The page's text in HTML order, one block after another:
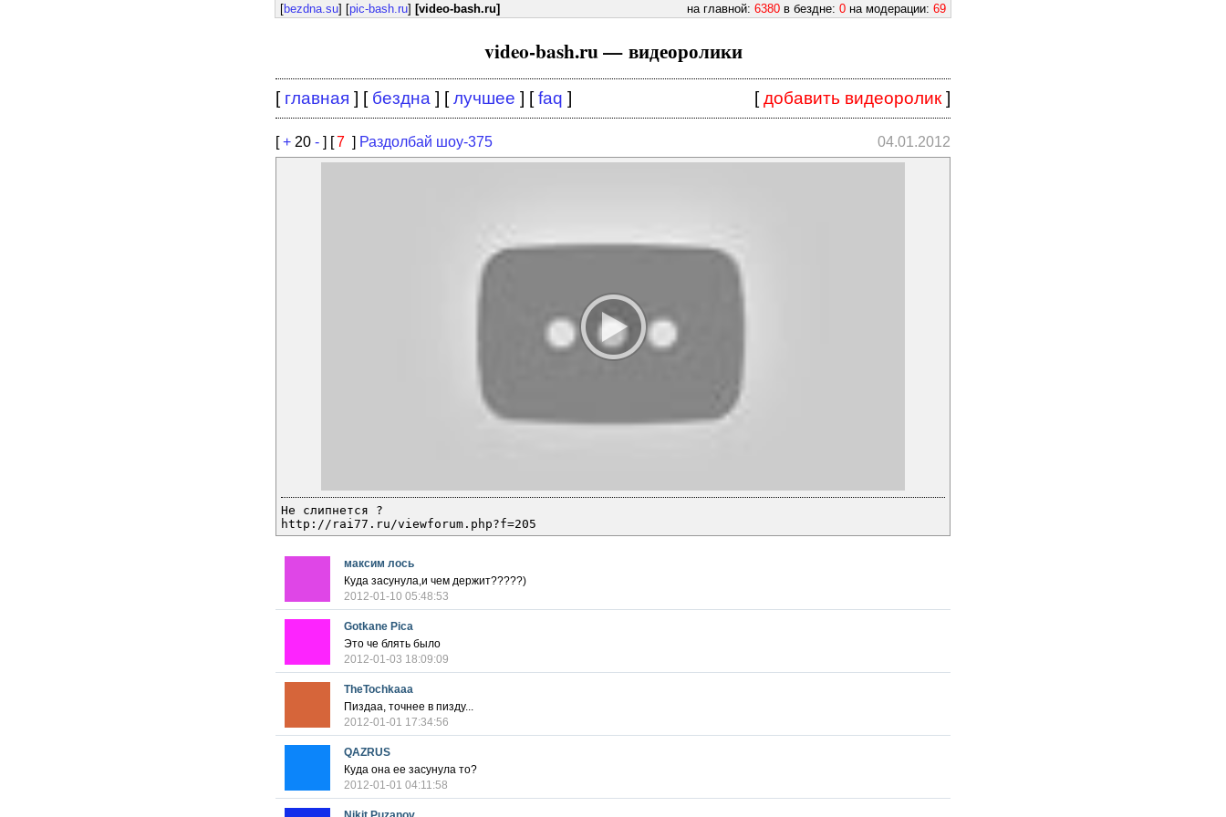
[bezdna.su] [pic-bash.ru] [video-bash.ru] на главной: 6380 в бездне: 0 на модерации: 69
video-bash.ru — видеоролики
[ главная ] [ бездна ] [лучшее ] [faq ] [добавить видеоролик ]
[+ 20 - ] [7 ] Раздолбай шоу-375 04.01.2012
Не слипнется ?
http://rai77.ru/viewforum.php?f=205
максим лось
Куда засунула,и чем держит?????)
2012-01-10 05:48:53
Gotkane Pica
Это че блять было
2012-01-03 18:09:09
TheTochkaaa
Пиздаа, точнее в пизду...
2012-01-01 17:34:56
QAZRUS
Куда она ее засунула то?
2012-01-01 04:11:58